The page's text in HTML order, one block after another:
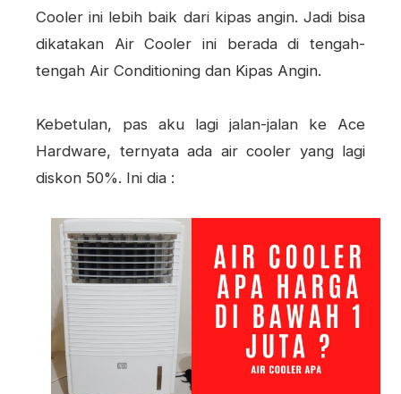
Cooler ini lebih baik dari kipas angin. Jadi bisa
dikatakan Air Cooler ini berada di tengah-
tengah Air Conditioning dan Kipas Angin.
Kebetulan, pas aku lagi jalan-jalan ke Ace
Hardware, ternyata ada air cooler yang lagi
diskon 50%. Ini dia :